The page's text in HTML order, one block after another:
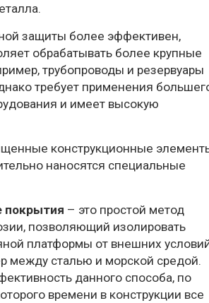
защиты более эффективен,
обрабатывать более крупные
трубопроводы и резервуары
требует применения
и имеет высокую
конструкционные
наносятся специальные
покрытия – это простой метод
позволяющий изолировать
платформы от внешних
между сталью и морской средой.
данного способа, по
времени в конструкции все